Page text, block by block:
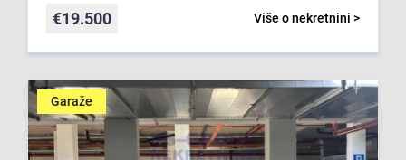
Više o nekretnini >
€19.500
Garaže